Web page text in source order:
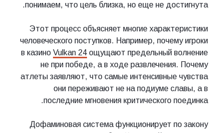
понимаем, что цель близка, но еще не достигнута.
Этот процесс объясняет многие характеристики
человеческого поступков. Например, почему игроки
в казино Vulkan 24 ощущают предельный волнение
не при победе, а в ходе развлечения. Почему
атлеты заявляют, что самые интенсивные чувства
они переживают не на подиуме славы, а в
последние мгновения критического поединка.
Дофаминовая система функционирует по закону